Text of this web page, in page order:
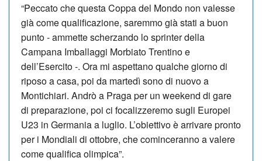
“Peccato che questa Coppa del Mondo non valesse
già come qualificazione, saremmo già stati a buon
punto - ammette scherzando lo sprinter della
Campana Imballaggi Morbiato Trentino e
dell’Esercito -. Ora mi aspettano qualche giorno di
riposo a casa, poi da martedì sono di nuovo a
Montichiari. Andrò a Praga per un weekend di gare
di preparazione, poi ci focalizzeremo sugli Europei
U23 in Germania a luglio. L’obiettivo è arrivare pronto
per i Mondiali di ottobre, che cominceranno a valere
come qualifica olimpica”.